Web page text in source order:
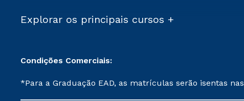
Explorar os principais cursos +
Condições Comerciais:
*Para a Graduação EAD, as matrículas serão isentas